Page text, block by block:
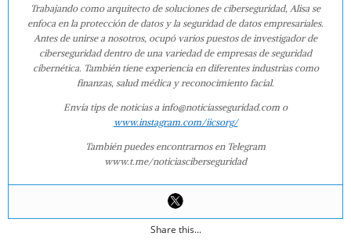
Trabajando como arquitecto de soluciones de ciberseguridad, Alisa se
enfoca en la protección de datos y la seguridad de datos empresariales.
Antes de unirse a nosotros, ocupó varios puestos de investigador de
ciberseguridad dentro de una variedad de empresas de seguridad
cibernética. También tiene experiencia en diferentes industrias como
finanzas, salud médica y reconocimiento facial.
Envía tips de noticias a info@noticiasseguridad.com o
www.instagram.com/iicsorg/
También puedes encontrarnos en Telegram
www.t.me/noticiasciberseguridad
Share this...